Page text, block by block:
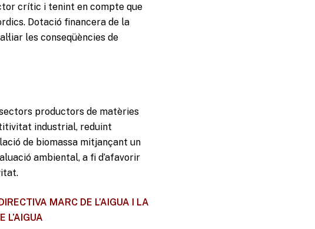
crític i tenint en compte que
Dotació financera de la
les conseqüències de
productors de matèries
industrial, reduint
de biomassa mitjançant un
ambiental, a fi d’afavorir
MARC DE L’AIGUA I LA
L’AIGUA